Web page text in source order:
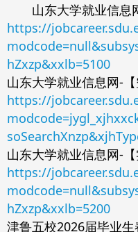
山东大学就业信息
https://
hZxzp&xxlb=5100
山东大学就业信息网-【
https://
山东大学就业信息网-【
https://
hZxzp&xxlb=5200
津鲁五校2026届毕业